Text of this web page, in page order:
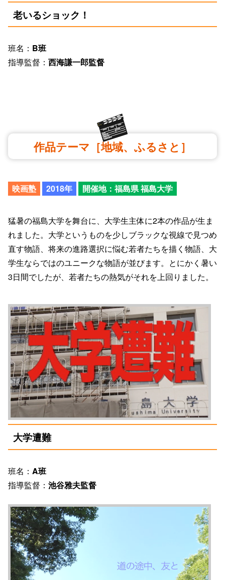
老いるショック！
班名： B班
指導監督： 西海謙一郎監督
作品テーマ［地域、ふるさと］
映画塾 2018年 開催地：福島県 福島大学
猛暑の福島大学を舞台に、大学生主体に2本の作品が生ま
れました。大学というものを少しブラックな視線で見つめ
直す物語、将来の進路選択に悩む若者たちを描く物語、大
学生ならではのユニークな物語が並びます。とにかく暑い
3日間でしたが、若者たちの熱気がそれを上回りました。
大学遭難
班名： A班
指導監督： 池谷雅夫監督